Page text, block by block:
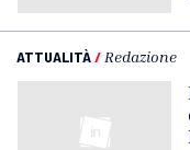
ATTUALITÀ/ Redazione